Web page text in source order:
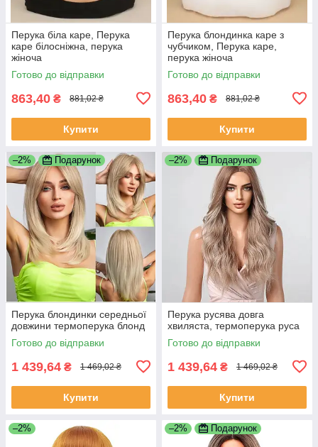
Перука біла каре, Перука
каре білосніжна, перука
жіноча
Готово до відправки
863,40 ₴ 881,02 ₴
Купити
Перука блондинка каре з
чубчиком, Перука каре,
перука жіноча
Готово до відправки
863,40 ₴ 881,02 ₴
Купити
–2% Подарунок
Перука блондинки середньої
довжини термоперука блонд
Готово до відправки
1 439,64 ₴ 1 469,02 ₴
Купити
–2% Подарунок
Перука русява довга
хвиляста, термоперука руса
Готово до відправки
1 439,64 ₴ 1 469,02 ₴
Купити
–2% –2% Подарунок